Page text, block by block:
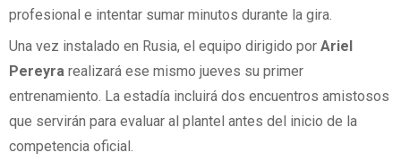
profesional e intentar sumar minutos durante la gira.
Una vez instalado en Rusia, el equipo dirigido por Ariel
Pereyra realizará ese mismo jueves su primer
entrenamiento. La estadía incluirá dos encuentros amistosos
que servirán para evaluar al plantel antes del inicio de la
competencia oficial.